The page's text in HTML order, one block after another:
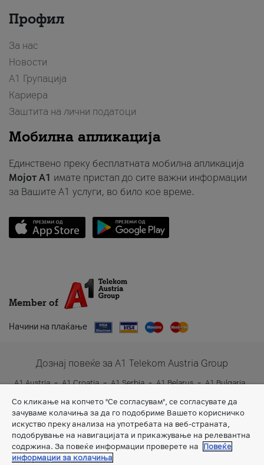
Профил
За нас
Новости
А1 Групација
Кариера
Заштита на лични податоци
Мобилна апликација
Единствено преку бесплатната мобилна апликација
Мојот A1 имате пристап до сите важни информации
за Вашите A1 услуги, во било кое време.
Member of
Начини на плаќање
Дознај повеќе за A1 Telekom Austria Group
A1 Austria A1 Croatia A1 Serbia A1 Belarus
A1 Bulgaria
A1 Slovenia
A1 Digital
Со кликање на копчето "Се согласувам", се согласувате да
зачуваме колачиња за да го подобриме Вашето корисничко
искуство преку анализа на употребата на веб-страната,
подобрување на навигацијата и прикажување на релевантна
содржина. За повеќе информации проверете на
Повеќе
информации за колачиња